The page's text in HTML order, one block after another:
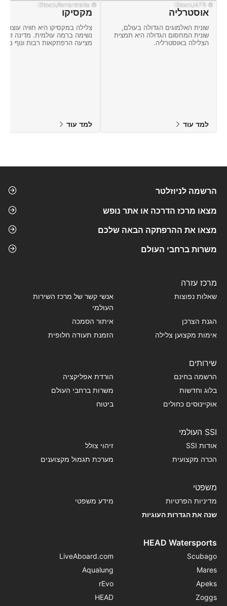
© iStock/4FR
אוסטרליה
שונית האלמוגים הגדולה בעולם,
שונית המחסום הגדולה היא תמצית
הצלילה באוסטרליה.
למד עוד
© iStock/ferrantraite
מקסיקו
צלילה במקסיקו היא חוויה עוצרת
נשימה ברמה עולמית. מדינה זו
מציעה הרפתקאות רבות ונוף מלא
למד עוד
הרשמה לניוזלטר
מצאו מרכז הדרכה או אתר נופש
מצאו את ההרפתקה הבאה שלכם
משרות ברחבי העולם
מרכז עזרה
שאלות נפוצות
אנשי קשר של מרכז השירות
העולמי
הגנת הצרכן
איתור הסמכה
אימות מקצוען צלילה
הזמנת תעודה חלופית
שירותים
הרשמה בחינם
הורדת אפליקציה
בלוג וחדשות
משרות ברחבי העולם
אוקיינוסים כחולים
ביטוח
SSI העולמי
אודות SSI
זיהוי צולל
הכרה מקצועית
מערכת תגמול מקצוענים
משפטי
מדיניות הפרטיות
מידע משפטי
שנה את הגדרות העוגיות
HEAD Watersports
Scubago
LiveAboard.com
Mares
Aqualung
Apeks
rEvo
Zoggs
HEAD